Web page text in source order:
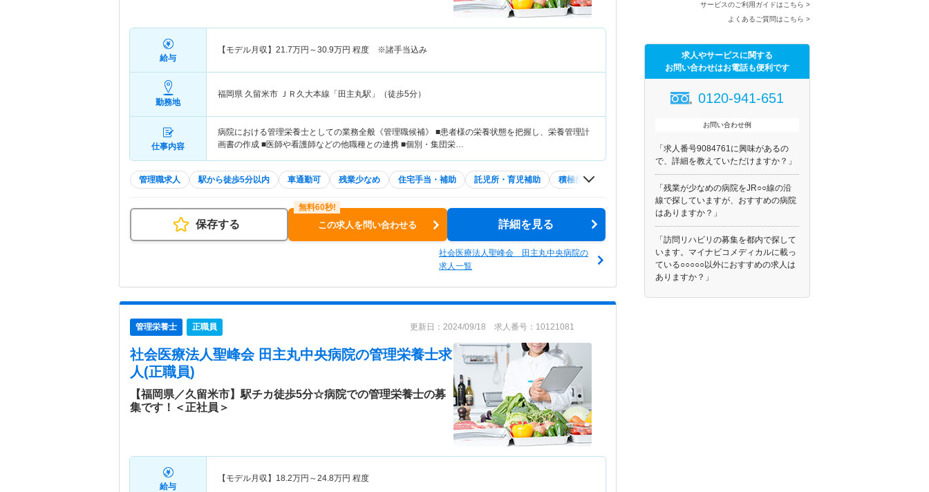
防・生活支援が一体的に提供される地域ケアシステムの構築を目指し「地域のために 地域とともに」
病院をあげて取り組むと共に、患者様と医療者のパートナーシップの確立を重要な事柄と位置づけし
ています。
給与
【モデル月収】 21.7万円～30.9万円 程度 ※諸手当込み
勤務地
福岡県 久留米市 ＪＲ久大本線「田主丸駅」（徒歩5分）
仕事内容
病院における管理栄養士としての業務全般《管理職候補》 ■患者様の栄養状態を把握し、栄養管理計
画書の作成 ■医師や看護師などの他職種との連携 ■個別・集団栄…
管理職求人 駅から徒歩5分以内 車通勤可 残業少なめ 住宅手当・補助 託児所・育児補助 積極採用中
保存する この求人を問い合わせる 詳細を見る
社会医療法人聖峰会 田主丸中央病院の
求人一覧
管理栄養士 正職員 更新日：2024/09/18 求人番号：10121081
社会医療法人聖峰会 田主丸中央病院の管理栄養士求
人(正職員)
【福岡県／久留米市】駅チカ徒歩5分☆病院での管理栄養士の募
集です！＜正社員＞
給与
【モデル月収】 18.2万円～24.8万円 程度
サービスのご利用ガイドはこちら >
よくあるご質問はこちら >
求人やサービスに関する
お問い合わせはお電話も便利です
0120-941-651
お問い合わせ例
「求人番号9084761に興味があるの
で、詳細を教えていただけますか？」
「残業が少なめの病院をJR○○線の沿
線で探していますが、おすすめの病院
はありますか？」
「訪問リハビリの募集を都内で探して
います。マイナビコメディカルに載っ
ている○○○○○以外におすすめの求人は
ありますか？」